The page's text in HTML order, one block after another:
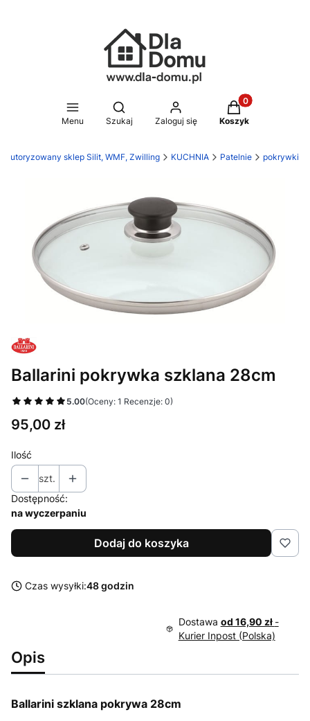
Menu
Otwórz wyszukiwarkę
Szukaj Zaloguj się
Produkty w
Koszyk
Autoryzowany sklep Silit, WMF, Zwilling KUCHNIA Patelnie pokrywki
Ballarini pokrywka szklana 28cm
5.00(Oceny: 1 Recenzje: 0)
Cena
95,00 zł
Ilość
szt.
Dostępność:
na wyczerpaniu
Dodaj do koszyka
Czas wysyłki:48 godzin
Dostawa od 16,90 zł -
Kurier Inpost (Polska)
Opis
Ballarini szklana pokrywa 28cm